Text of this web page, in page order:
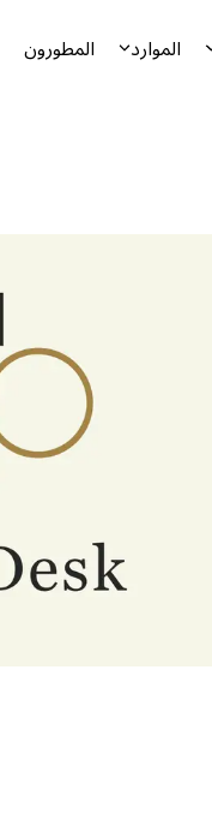
الموارد المطورون